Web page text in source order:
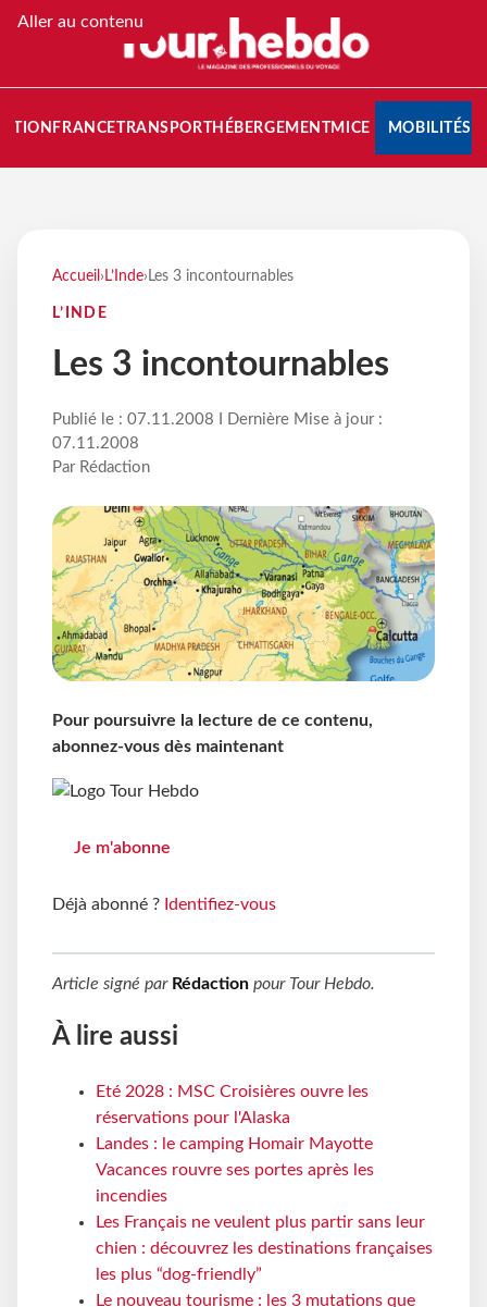
Aller au contenu
FRANCETRANSPORT HÉBERGEMENTMICE MOBILITÉS
Accueil › L’Inde› Les 3 incontournables
L’INDE
Les 3 incontournables
Publié le : 07.11.2008 I Dernière Mise à jour :
07.11.2008
Par Rédaction
Pour poursuivre la lecture de ce contenu,
abonnez-vous dès maintenant
Je m'abonne
Déjà abonné ? Identifiez-vous
Article signé par Rédaction pour Tour Hebdo.
À lire aussi
Eté 2028 : MSC Croisières ouvre les
réservations pour l'Alaska
Landes : le camping Homair Mayotte
Vacances rouvre ses portes après les
incendies
Les Français ne veulent plus partir sans leur
chien : découvrez les destinations françaises
les plus “dog-friendly”
Le nouveau tourisme : les 3 mutations que